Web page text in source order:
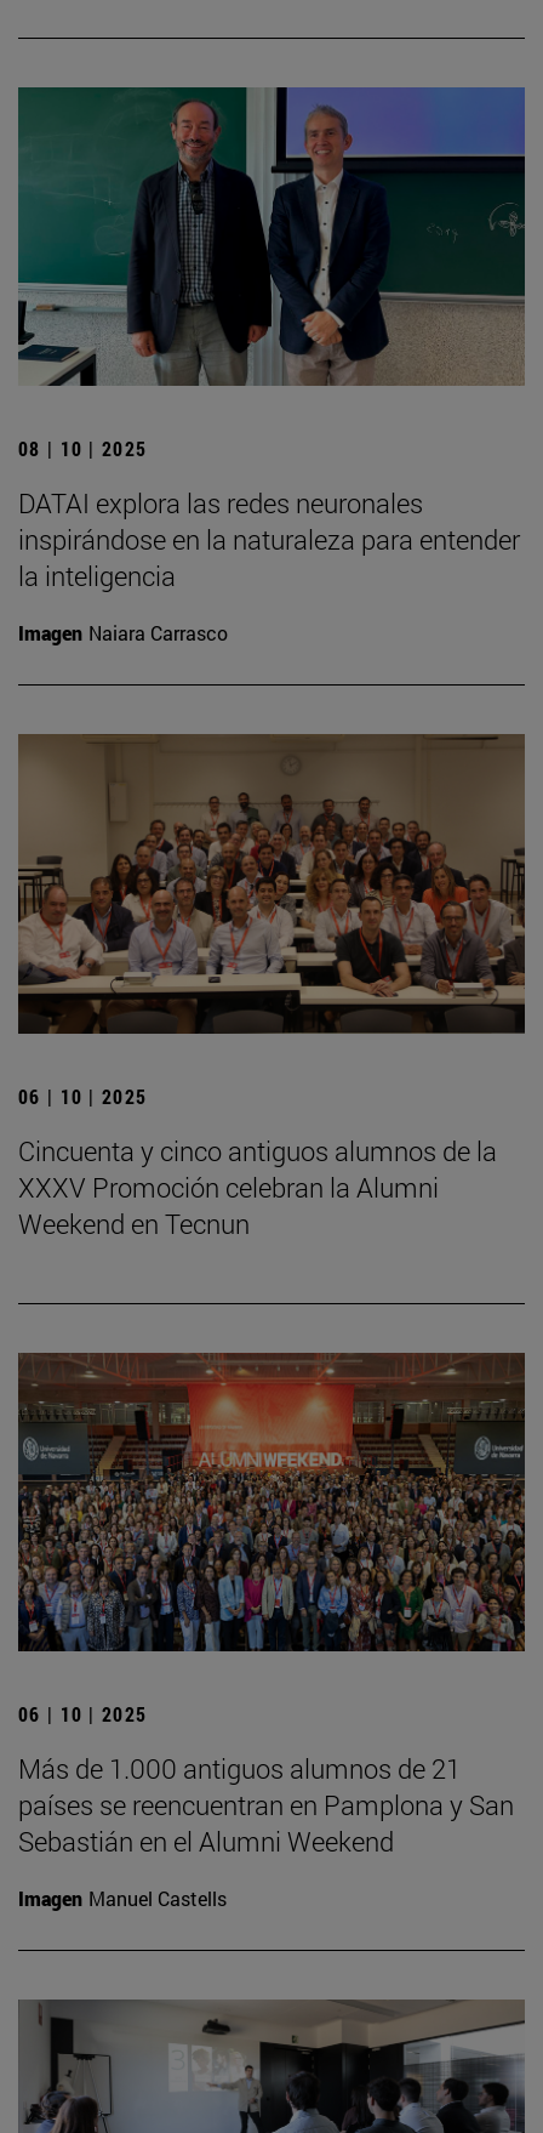
08 | 10 | 2025
DATAI explora las redes neuronales
inspirándose en la naturaleza para entender
la inteligencia
Imagen Naiara Carrasco
06 | 10 | 2025
Cincuenta y cinco antiguos alumnos de la
XXXV Promoción celebran la Alumni
Weekend en Tecnun
06 | 10 | 2025
Más de 1.000 antiguos alumnos de 21
países se reencuentran en Pamplona y San
Sebastián en el Alumni Weekend
Imagen Manuel Castells